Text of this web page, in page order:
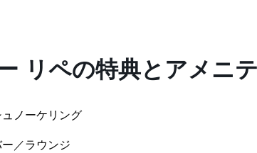
リペの特典とアメニ
ュノーケリング
／ラウンジ